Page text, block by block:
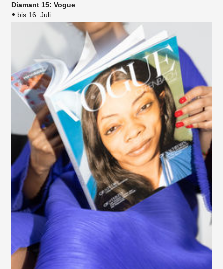
Diamant 15: Vogue
bis 16. Juli